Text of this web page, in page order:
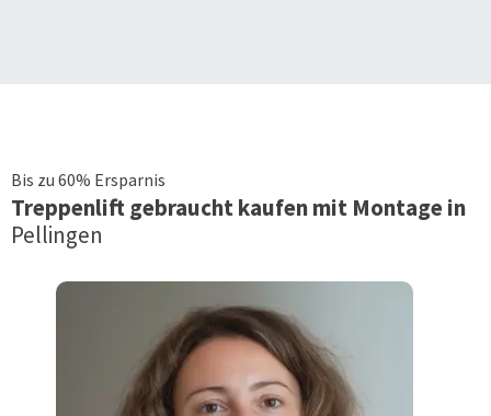
Bis zu 60% Ersparnis
Treppenliftgebraucht kaufen mit Montage in
Pellingen